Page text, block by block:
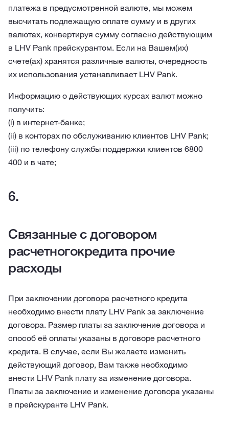
платежа в предусмотренной валюте, мы можем
высчитать подлежащую оплате сумму и в других
валютах, конвертируя сумму согласно действующим
в LHV Pank прейскурантом. Если на Вашем(их)
счете(ах) хранятся различные валюты, очередность
их использования устанавливает LHV Pank.
Информацию о действующих курсах валют можно
получить:
(i) в интернет-банке;
(ii) в конторах по обслуживанию клиентов LHV Pank;
(iii) по телефону службы поддержки клиентов 6800
400 и в чате;
Связанные с договором
расчетногокредита прочие
расходы
При заключении договора расчетного кредита
необходимо внести плату LHV Pank за заключение
договора. Размер платы за заключение договора и
способ её оплаты указаны в договоре расчетного
кредита. В случае, если Вы желаете изменить
действующий договор, Вам также необходимо
внести LHV Pank плату за изменение договора.
Платы за заключение и изменение договора указаны
в прейскуранте LHV Pank.